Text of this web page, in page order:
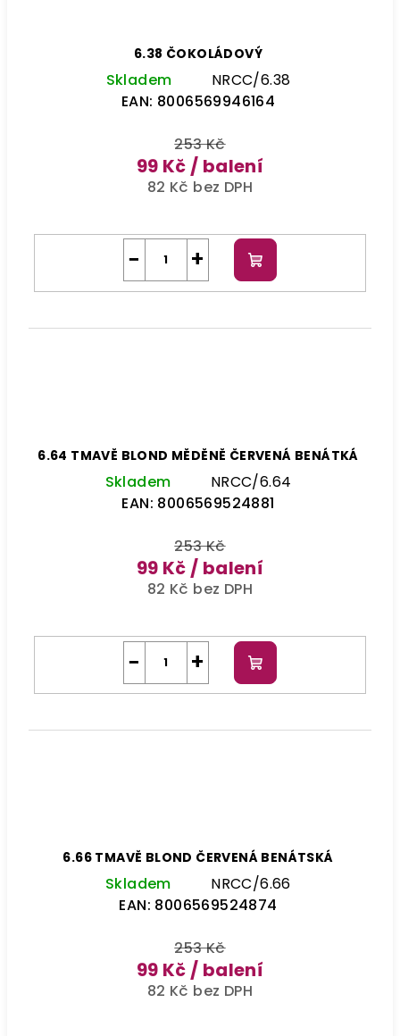
6.38 ČOKOLÁDOVÝ
Skladem
NRCC/6.38
EAN: 8006569946164
253 Kč
99 Kč / balení
82 Kč bez DPH
+
− Do
košíku
6.64 TMAVĚ BLOND MĚDĚNĚ ČERVENÁ BENÁTKÁ
Skladem
NRCC/6.64
EAN: 8006569524881
253 Kč
99 Kč / balení
82 Kč bez DPH
+
− Do
košíku
6.66 TMAVĚ BLOND ČERVENÁ BENÁTSKÁ
Skladem
NRCC/6.66
EAN: 8006569524874
253 Kč
99 Kč / balení
82 Kč bez DPH